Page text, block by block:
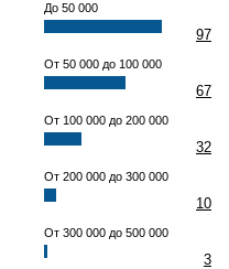
До 50 000
97
От 50 000 до 100 000
67
От 100 000 до 200 000
32
От 200 000 до 300 000
10
От 300 000 до 500 000
3